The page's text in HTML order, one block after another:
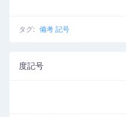
タグ: 備考 記号
度記号